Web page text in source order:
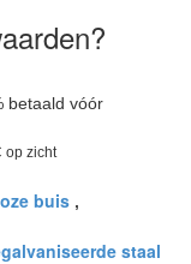
betaald vóór
op zicht
buis ,
staal